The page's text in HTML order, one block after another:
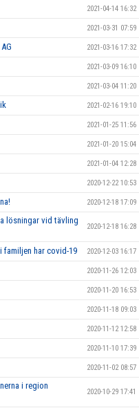
2021-04-14 16:32
2021-03-31 07:59
2021-03-16 17:32
2021-03-09 16:10
2021-03-04 11:20
2021-02-16 19:10
2021-01-25 11:56
2021-01-20 15:04
2021-01-04 12:28
2020-12-22 10:53
2020-12-18 17:09
lösningar vid tävling
2020-12-18 16:28
familjen har covid-19 2020-12-03 16:17
2020-11-26 12:03
2020-11-20 16:53
2020-11-18 09:03
2020-11-12 12:58
2020-11-10 17:39
2020-11-02 08:57
i region
2020-10-29 17:41